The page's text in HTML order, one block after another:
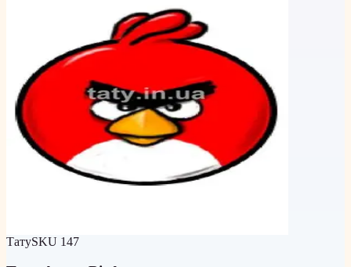
ТатуSKU 147